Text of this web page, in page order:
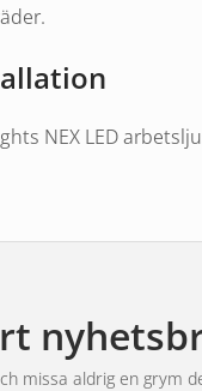
NEX LED
det sätt som bäst
sina produkter
att veta att
missa aldrig en grym